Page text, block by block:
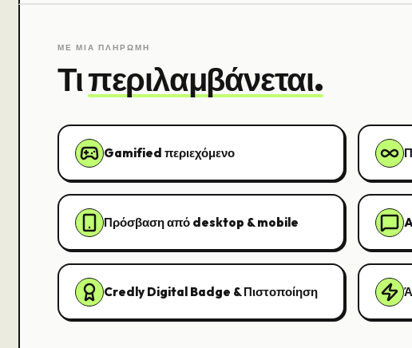
ΜΕ ΜΙΑ ΠΛΗΡΩΜΗ
Τιπεριλαμβάνεται.
Gamified περιεχόμενο
Πρόσβαση από desktop & mobile
Credly Digital Badge & Πιστοποίηση